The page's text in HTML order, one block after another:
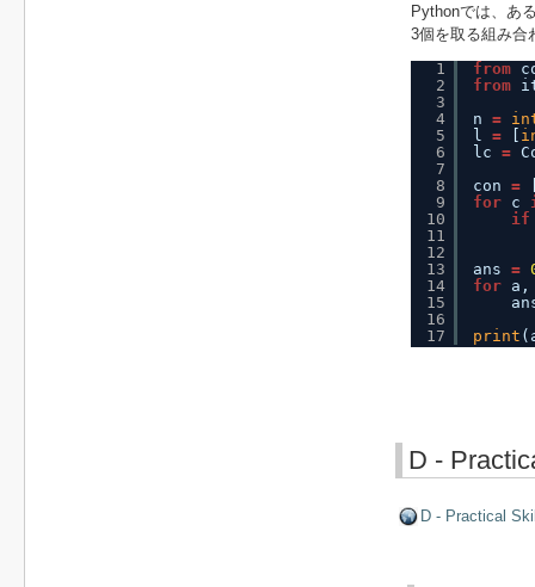
Pythonでは、あ
3個を取る組み合
1
2
3
4
5
6
7
8
9
10
11
12
13
14
15
16
17
from
from
n =
l =
lc =
con =
for
c
if
ans =
for
print
D -
D - Practical